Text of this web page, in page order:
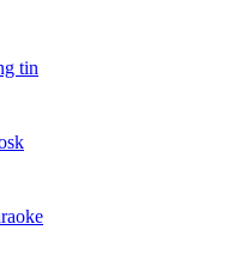
tin